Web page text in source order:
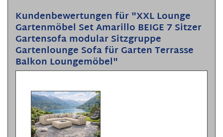
Kundenbewertungen für "XXL Lounge
Gartenmöbel Set Amarillo BEIGE 7 Sitzer
Gartensofa modular Sitzgruppe
Gartenlounge Sofa für Garten Terrasse
Balkon Loungemöbel"